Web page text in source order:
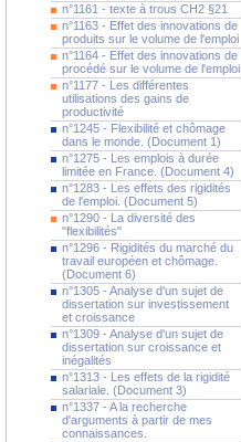
n°1161 - texte à trous CH2 §21
n°1163 - Effet des innovations de
produits sur le volume de l'emploi
n°1164 - Effet des innovations de
procédé sur le volume de l'emploi
n°1177 - Les différentes
utilisations des gains de
productivité
n°1245 - Flexibilité et chômage
dans le monde. (Document 1)
n°1275 - Les emplois à durée
limitée en France. (Document 4)
n°1283 - Les effets des rigidités
de l'emploi. (Document 5)
n°1290 - La diversité des
"flexibilités"
n°1296 - Rigidités du marché du
travail européen et chômage.
(Document 6)
n°1305 - Analyse d'un sujet de
dissertation sur investissement
et croissance
n°1309 - Analyse d'un sujet de
dissertation sur croissance et
inégalités
n°1313 - Les effets de la rigidité
salariale. (Document 3)
n°1337 - A la recherche
d'arguments à partir de mes
connaissances.